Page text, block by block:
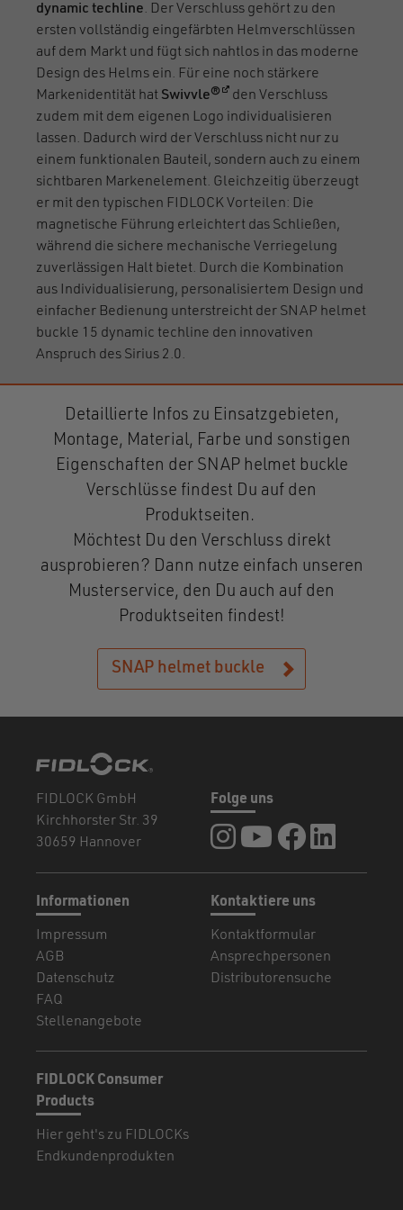
dynamic techline. Der Verschluss gehört zu den
ersten vollständig eingefärbten Helmverschlüssen
auf dem Markt und fügt sich nahtlos in das moderne
Design des Helms ein. Für eine noch stärkere
Markenidentität hat Swivvle®(öffnet in einem neuen
den Verschluss
zudem mit dem eigenen Logo individualisieren
lassen. Dadurch wird der Verschluss nicht nur zu
einem funktionalen Bauteil, sondern auch zu einem
sichtbaren Markenelement. Gleichzeitig überzeugt
er mit den typischen FIDLOCK Vorteilen: Die
magnetische Führung erleichtert das Schließen,
während die sichere mechanische Verriegelung
zuverlässigen Halt bietet. Durch die Kombination
aus Individualisierung, personalisiertem Design und
einfacher Bedienung unterstreicht der SNAP helmet
buckle 15 dynamic techline den innovativen
Anspruch des Sirius 2.0.
Detaillierte Infos zu Einsatzgebieten,
Montage, Material, Farbe und sonstigen
Eigenschaften der SNAP helmet buckle
Verschlüsse findest Du auf den
Produktseiten.
Möchtest Du den Verschluss direkt
ausprobieren? Dann nutze einfach unseren
Musterservice, den Du auch auf den
Produktseiten findest!
SNAP helmet buckle
FIDLOCK GmbH
Kirchhorster Str. 39
30659 Hannover
Kontaktiere uns
Kontaktformular
Ansprechpersonen
Distributorensuche
Informationen
Impressum
AGB
Datenschutz
FAQ
Stellenangebote
Folge uns
FIDLOCK auf Instagram
FIDLOCK auf
FIDLOCK auf
FIDLOCK Consumer
Products
Hier geht's zu FIDLOCKs
Endkundenprodukten